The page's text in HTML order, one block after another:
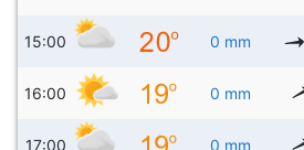
15:00 0 mm
16:00 0 mm
17:00 0 mm